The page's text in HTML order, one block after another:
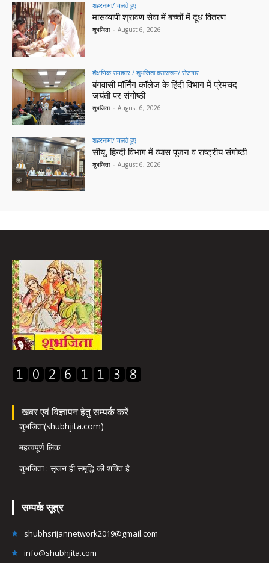
शहरनामा/ चलते हुए
मासव्यापी श्रावण सेवा में बच्चों में दूध वितरण
शुभजिता - August 6, 2026
शैक्षणिक समाचार / शुभजिता क्सासरूम/ रोजगार
बंगवासी मॉर्निंग कॉलेज के हिंदी विभाग में प्रेमचंद
जयंती पर संगोष्ठी
शुभजिता - August 6, 2026
शहरनामा/ चलते हुए
सीयू, हिन्दी विभाग में व्यास पूजन व राष्ट्रीय संगोष्ठी
शुभजिता - August 6, 2026
खबर एवं विज्ञापन हेतु सम्पर्क करें
शुभजिता(shubhjita.com)
महत्वपूर्ण लिंक
शुभजिता : सृजन ही समृद्धि की शक्ति है
सम्पर्क सूत्र
shubhsrijannetwork2019@gmail.com
info@shubhjita.com